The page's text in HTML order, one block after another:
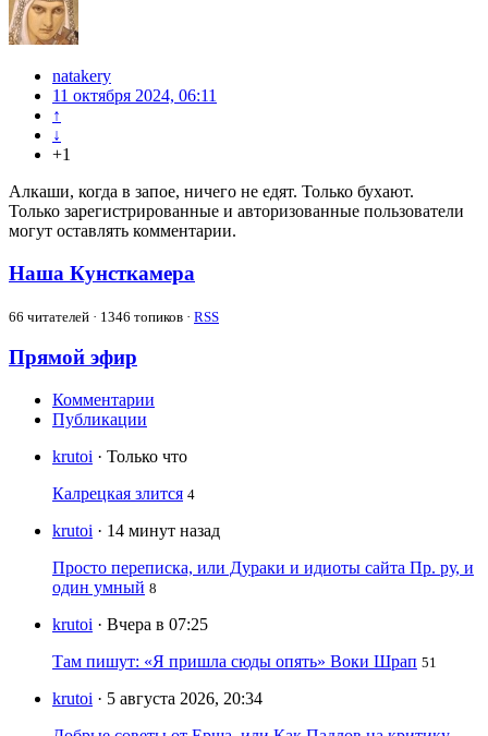
natakery
11 октября 2024, 06:11
↑
↓
+1
Алкаши, когда в запое, ничего не едят. Только бухают.
Только зарегистрированные и авторизованные пользователи
могут оставлять комментарии.
Наша Кунсткамера
66 читателей · 1346 топиков · RSS
Прямой эфир
Комментарии
Публикации
krutoi · Только что
Калрецкая злится 4
krutoi · 14 минут назад
Просто переписка, или Дураки и идиоты сайта Пр. ру, и
один умный 8
krutoi · Вчера в 07:25
Там пишут: «Я пришла сюды опять» Воки Шрап 51
krutoi · 5 августа 2026, 20:34